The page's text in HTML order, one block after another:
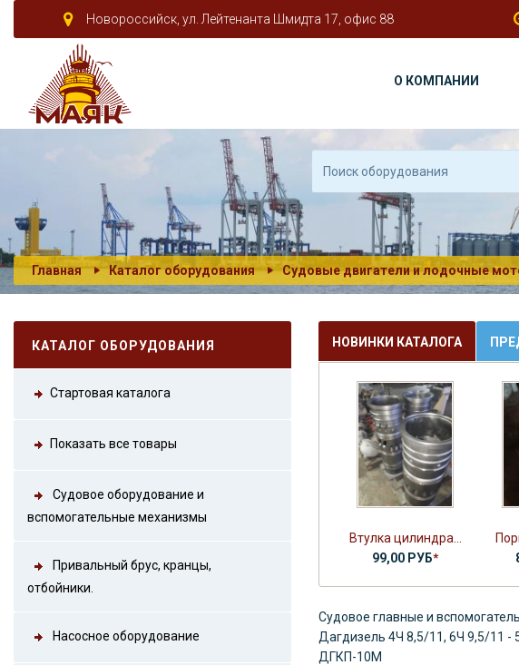
Новороссийск, ул. Лейтенанта Шмидта 17, офис 88
О КОМПАНИИ
Главная Каталог оборудования Судовые двигатели и лодочные
КАТАЛОГ ОБОРУДОВАНИЯ
Стартовая каталога
Показать все товары
Судовое оборудование и
вспомогательные механизмы
Привальный брус, кранцы,
отбойники.
Насосное оборудование
НОВИНКИ КАТАЛОГА
Втулка цилиндра...
99,00 РУБ*
Судовое главные и
Дагдизель 4Ч 8,5/11, 6Ч 9,5/11
ДГКП-10М